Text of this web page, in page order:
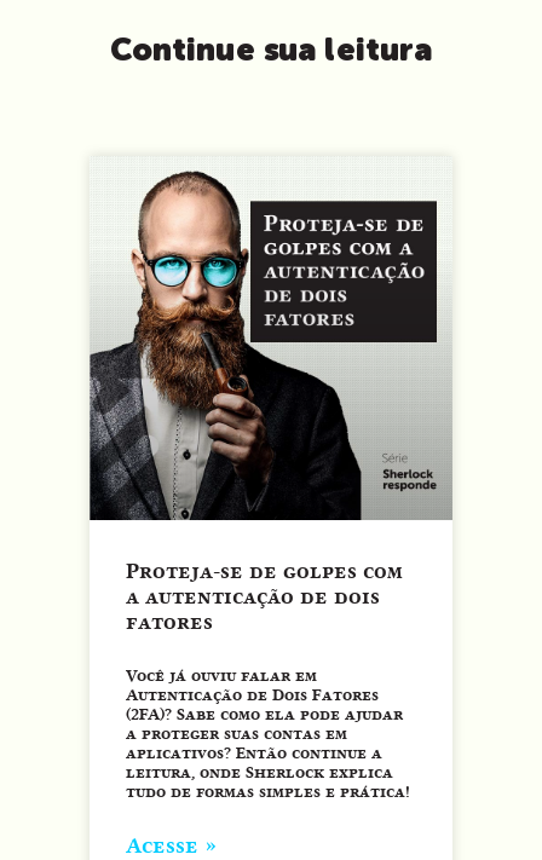
Continue sua leitura
Proteja-se de golpes com
a autenticação de dois
fatores
Você já ouviu falar em
Autenticação de Dois Fatores
(2FA)? Sabe como ela pode ajudar
a proteger suas contas em
aplicativos? Então continue a
leitura, onde Sherlock explica
tudo de formas simples e prática!
Acesse »